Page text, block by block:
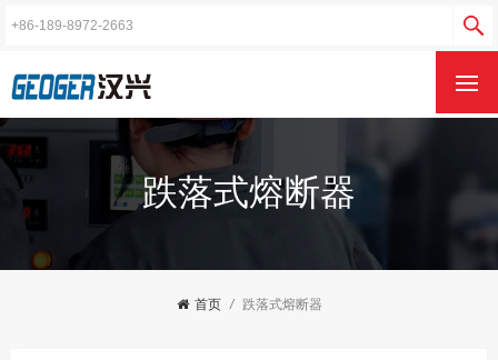
跌落式熔断器
首页 / 跌落式熔断器